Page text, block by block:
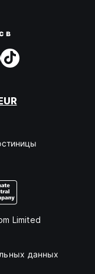
в
Limited
данных